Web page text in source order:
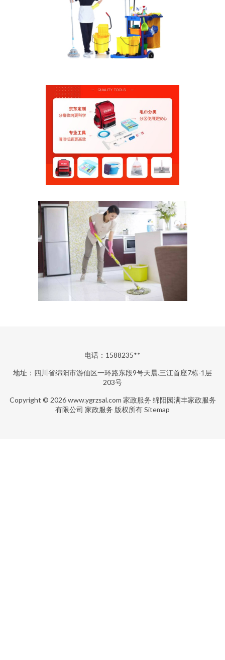
电话：1588235**
地址：四川省绵阳市游仙区一环路东段9号天晨.三江首座7栋-1层
203号
Copyright © 2026www.ygrzsal.com 家政服务 绵阳园满丰家政服务
有限公司 家政服务 版权所有Sitemap